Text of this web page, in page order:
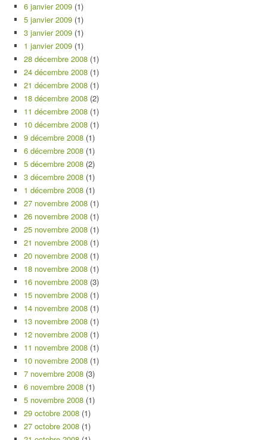
6 janvier 2009 (1)
5 janvier 2009 (1)
3 janvier 2009 (1)
1 janvier 2009 (1)
28 décembre 2008 (1)
24 décembre 2008 (1)
21 décembre 2008 (1)
18 décembre 2008 (2)
11 décembre 2008 (1)
10 décembre 2008 (1)
9 décembre 2008 (1)
6 décembre 2008 (1)
5 décembre 2008 (2)
3 décembre 2008 (1)
1 décembre 2008 (1)
27 novembre 2008 (1)
26 novembre 2008 (1)
25 novembre 2008 (1)
21 novembre 2008 (1)
20 novembre 2008 (1)
18 novembre 2008 (1)
16 novembre 2008 (3)
15 novembre 2008 (1)
14 novembre 2008 (1)
13 novembre 2008 (1)
12 novembre 2008 (1)
11 novembre 2008 (1)
10 novembre 2008 (1)
7 novembre 2008 (3)
6 novembre 2008 (1)
5 novembre 2008 (1)
29 octobre 2008 (1)
27 octobre 2008 (1)